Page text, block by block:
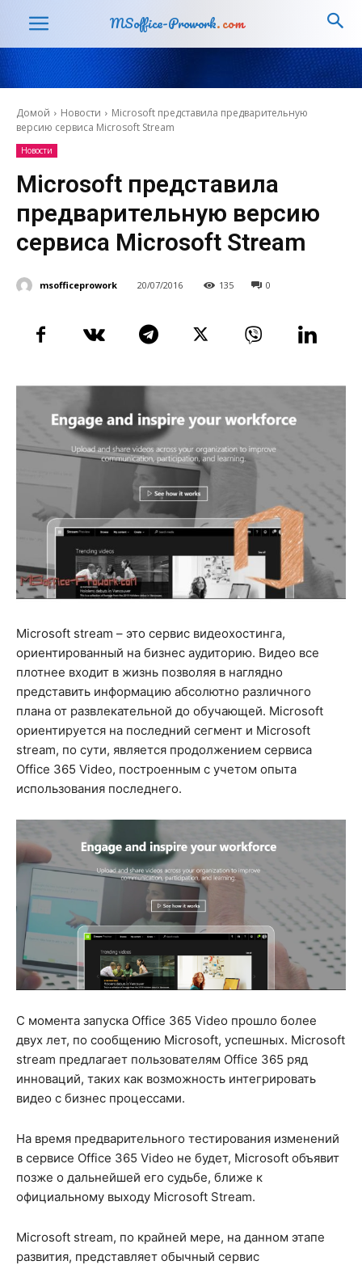
MSoffice-Prowork.com
Домой Новости
Microsoft представила предварительную
версию сервиса Microsoft Stream
Новости
Microsoft представила
предварительную версию
сервиса Microsoft Stream
msofficeprowork 20/07/2016 135 0
Microsoft stream – это сервис видеохостинга,
ориентированный на бизнес аудиторию. Видео все
плотнее входит в жизнь позволяя в наглядно
представить информацию абсолютно различного
плана от развлекательной до обучающей. Microsoft
ориентируется на последний сегмент и Microsoft
stream, по сути, является продолжением сервиса
Office 365 Video, построенным с учетом опыта
использования последнего.
С момента запуска Office 365 Video прошло более
двух лет, по сообщению Microsoft, успешных. Microsoft
stream предлагает пользователям Office 365 ряд
инноваций, таких как возможность интегрировать
видео с бизнес процессами.
На время предварительного тестирования изменений
в сервисе Office 365 Video не будет, Microsoft объявит
позже о дальнейшей его судьбе, ближе к
официальному выходу Microsoft Stream.
Microsoft stream, по крайней мере, на данном этапе
развития, представляет обычный сервис